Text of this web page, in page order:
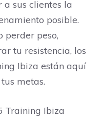
sus clientes la
posible.
perder peso,
tu resistencia, los
Ibiza están aquí
metas.
Training Ibiza